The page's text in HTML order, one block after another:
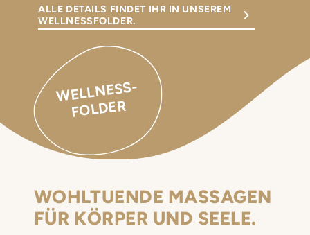
ALLE DETAILS FINDET IHR IN UNSEREM
WELLNESSFOLDER.
W
ELLNESS­
FOLDER
WOHLTUENDE MASSAGEN
FÜR KÖRPER UND SEELE.